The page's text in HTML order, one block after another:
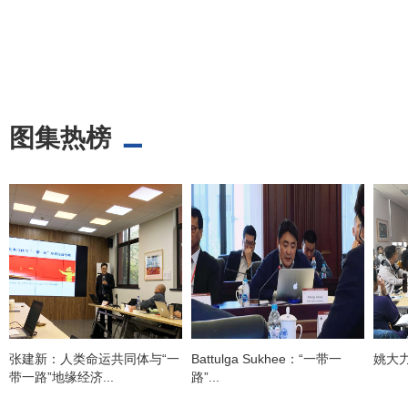
图集热榜
张建新：人类命运共同体与“一
带一路”地缘经济...
Battulga Sukhee：“一带一
路”...
姚大